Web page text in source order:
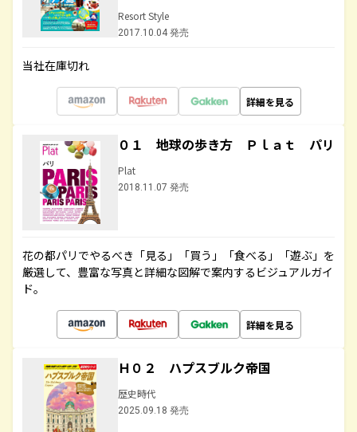
Resort Style
2017.10.04 発売
当社在庫切れ
詳細を見る
０１ 地球の歩き方 Ｐｌａｔ パリ
Plat
2018.11.07 発売
花の都パリでやるべき「見る」「買う」「食べる」「遊ぶ」を
厳選して、豊富な写真と詳細な図解で案内するビジュアルガイ
ド。
詳細を見る
Ｈ０２ ハプスブルク帝国
歴史時代
2025.09.18 発売